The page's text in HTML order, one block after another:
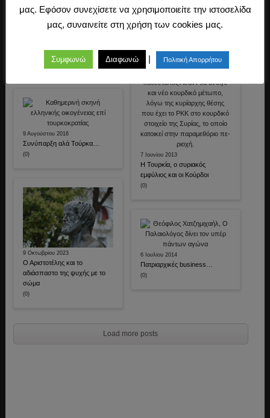
23 Μαΐου 2013
9 Αυγούστου 2016
Συνύπαρξη αλά Τούρκα…
(0)
9 Οκτωβρίου 2023
Ο Αριστοτέλης και το
αδιάσπαστο της ψυχής με το
σώμα
(0)
7 Ιουνίου 2013
Η Τουρκία, ο συριακός
εμφύλιος και οι Κούρδοι
(0)
6 Ιουλίου 2014
Πατριαρχικές business…
(0)
Load more posts
μας. Εφόσον συνεχίσετε να χρησιμοποιείτε την ιστοσελίδα
μας, συναινείτε στη χρήση των cookies μας.
Συμφωνώ Διαφωνώ | Πολιτική Απορρήτου